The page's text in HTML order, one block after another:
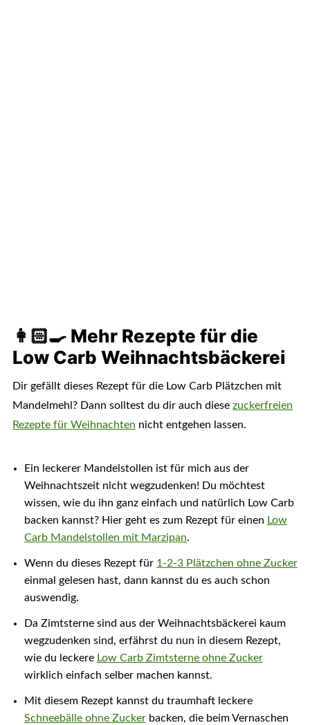
👩🏻‍🍳 Mehr Rezepte für die
Low Carb Weihnachtsbäckerei
Dir gefällt dieses Rezept für die Low Carb Plätzchen mit
Mandelmehl? Dann solltest du dir auch diese zuckerfreien
Rezepte für Weihnachten nicht entgehen lassen.
Ein leckerer Mandelstollen ist für mich aus der
Weihnachtszeit nicht wegzudenken! Du möchtest
wissen, wie du ihn ganz einfach und natürlich Low Carb
backen kannst? Hier geht es zum Rezept für einen Low
Carb Mandelstollen mit Marzipan.
Wenn du dieses Rezept für 1-2-3 Plätzchen ohne Zucker
einmal gelesen hast, dann kannst du es auch schon
auswendig.
Da Zimtsterne sind aus der Weihnachtsbäckerei kaum
wegzudenken sind, erfährst du nun in diesem Rezept,
wie du leckere Low Carb Zimtsterne ohne Zucker
wirklich einfach selber machen kannst.
Mit diesem Rezept kannst du traumhaft leckere
Schneebälle ohne Zuckerbacken, die beim Vernaschen